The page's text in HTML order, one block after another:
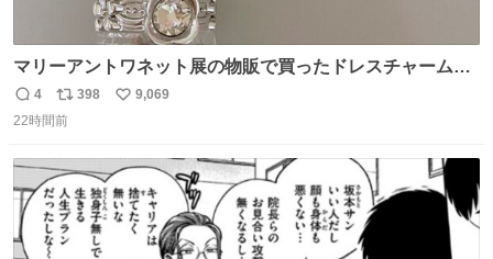
マリーアントワネット展の物販で買ったドレスチャームを
流行りのめじるしアクセサリーにして、リップにつけた
り、同じく物販で購入したシュシュにつけたりしています
返
信
4
リ
ポ
ト
数
398
い
数
9,069
22時間前